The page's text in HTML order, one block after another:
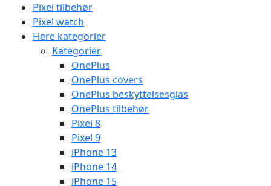
Pixel tilbehør
Pixel watch
Flere kategorier
Kategorier
OnePlus
OnePlus covers
OnePlus beskyttelsesglas
OnePlus tilbehør
Pixel 8
Pixel 9
iPhone 13
iPhone 14
iPhone 15